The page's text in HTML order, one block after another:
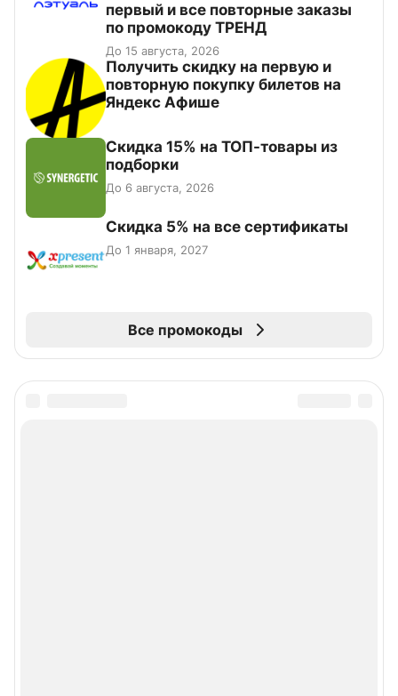
первый и все повторные заказы
по промокоду ТРЕНД
До 15 августа, 2026
Получить скидку на первую и
повторную покупку билетов на
Яндекс Афише
Скидка 15% на ТОП-товары из
подборки
До 6 августа, 2026
Скидка 5% на все сертификаты
До 1 января, 2027
Все промокоды